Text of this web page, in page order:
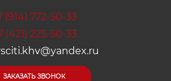
(914) 772-50-33
(421) 225-50-33
ЗАКАЗАТЬ ЗВОНОК